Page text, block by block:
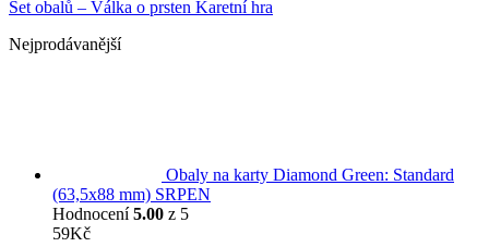
Set obalů – Válka o prsten Karetní hra
Nejprodávanější
Obaly na karty Diamond Green: Standard
(63,5x88 mm) SRPEN
Hodnocení5.00 z 5
59Kč